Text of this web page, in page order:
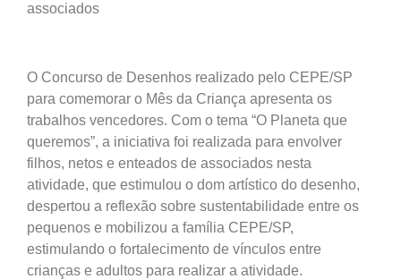
associados
O Concurso de Desenhos realizado pelo CEPE/SP
para comemorar o Mês da Criança apresenta os
trabalhos vencedores. Com o tema “O Planeta que
queremos”, a iniciativa foi realizada para envolver
filhos, netos e enteados de associados nesta
atividade, que estimulou o dom artístico do desenho,
despertou a reflexão sobre sustentabilidade entre os
pequenos e mobilizou a família CEPE/SP,
estimulando o fortalecimento de vínculos entre
crianças e adultos para realizar a atividade.